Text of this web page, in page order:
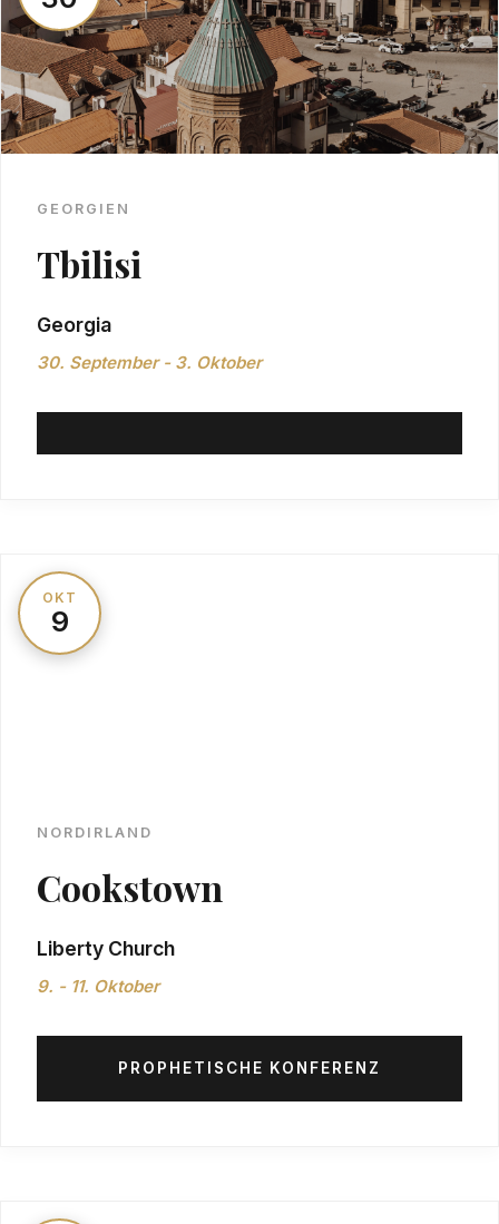
GEORGIEN
Tbilisi
Georgia
30. September - 3. Oktober
OKT
9
NORDIRLAND
Cookstown
Liberty Church
9. - 11. Oktober
PROPHETISCHE KONFERENZ